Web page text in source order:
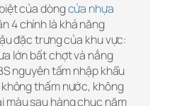
của dòngcửa nhựa
4 chính là khả năng
đặc trưng của khu vực:
lớn bất chợt và nắng
nguyên tấm nhập khẩu
thấm nước, không
màu sau hàng chục năm